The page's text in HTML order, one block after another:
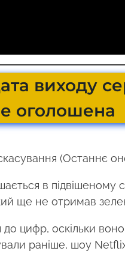
виходу
оголошена
(Останнє
в підвішеному
ще не отримав
до цифр, оскільки
раніше, шоу